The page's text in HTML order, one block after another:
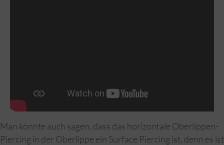
Man könnte auch sagen, dass das horizontale Oberlippen-
Piercing in der Oberlippe ein Surface Piercing ist, denn es ist